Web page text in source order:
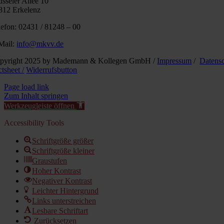
Erkelenz
02431 / 81248 – 00
info@mkvv.de
2025 by Mademann & Kollegen GmbH / Impressum /
/ Widerrufsbutton
Page load link
Zum Inhalt springen
Werkzeugleiste öffnen
Accessibility Tools
Schriftgröße größer
Schriftgröße kleiner
Graustufen
Hoher Kontrast
Negativer Kontrast
Leichter Hintergrund
Links unterstreichen
Lesbare Schriftart
Zurücksetzen